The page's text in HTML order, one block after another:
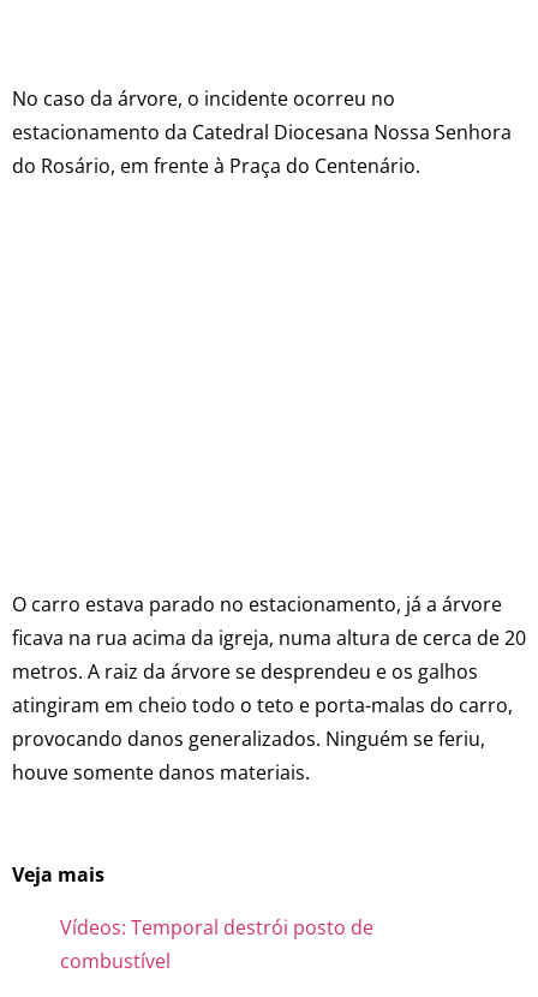
No caso da árvore, o incidente ocorreu no
estacionamento da Catedral Diocesana Nossa Senhora
do Rosário, em frente à Praça do Centenário.
O carro estava parado no estacionamento, já a árvore
ficava na rua acima da igreja, numa altura de cerca de 20
metros. A raiz da árvore se desprendeu e os galhos
atingiram em cheio todo o teto e porta-malas do carro,
provocando danos generalizados. Ninguém se feriu,
houve somente danos materiais.
Veja mais
Vídeos: Temporal destrói posto de
combustível